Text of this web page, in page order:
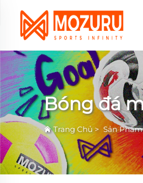
Bóng đá
Trang Chủ> Sản Phẩm